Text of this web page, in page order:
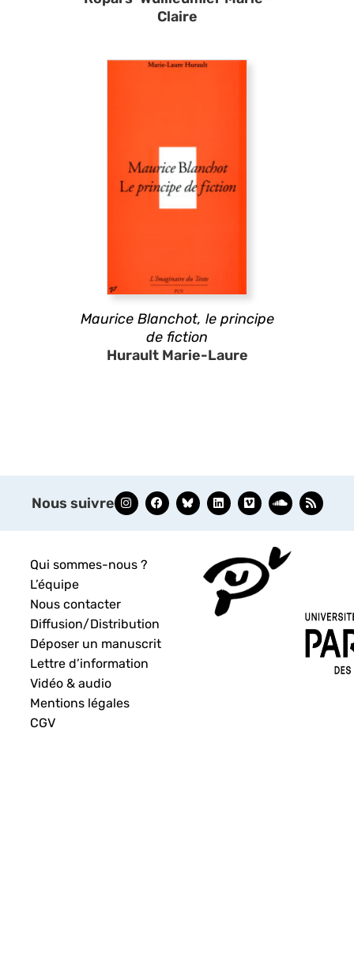
Claire
Maurice Blanchot, le principe
de fiction
Hurault Marie-Laure
Nous suivre
Qui sommes-nous ?
L’équipe
Nous contacter
Diffusion/Distribution
Déposer un manuscrit
Lettre d’information
Vidéo & audio
Mentions légales
CGV